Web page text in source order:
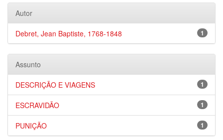
Autor
1
Debret, Jean Baptiste, 1768-1848
Assunto
1
DESCRIÇÃO E VIAGENS
1
ESCRAVIDÃO
1
PUNIÇÃO